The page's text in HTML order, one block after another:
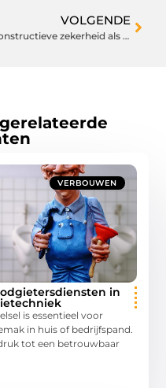
VOLGENDE
Constructieve zekerheid als basis voor een betrouwbare steigerkeuring
gerelateerde
VERBOUWEN
in
is essentieel voor
in huis of bedrijfspand.
tot een betrouwbaar